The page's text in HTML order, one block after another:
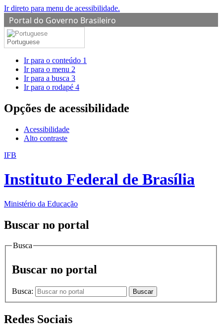
Ir direto para menu de acessibilidade.
Portal do Governo Brasileiro
Portuguese
Ir para o conteúdo 1
Ir para o menu 2
Ir para a busca 3
Ir para o rodapé 4
Opções de acessibilidade
Acessibilidade
Alto contraste
IFB
Instituto Federal de Brasília
Ministério da Educação
Buscar no portal
Busca
Buscar no portal
Busca: Buscar
Redes Sociais